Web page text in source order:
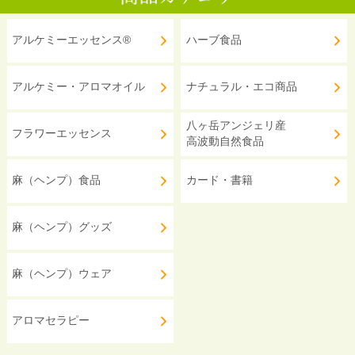
アルケミーエッセンス®
アルケミー・アロマオイル
フラワーエッセンス
麻（ヘンプ）食品
麻（ヘンプ）グッズ
麻（ヘンプ）ウェア
アロマセラピー
ハーブ食品
ナチュラル・エコ商品
八ヶ岳アンジェリ産
高波動自然食品
カード・書籍